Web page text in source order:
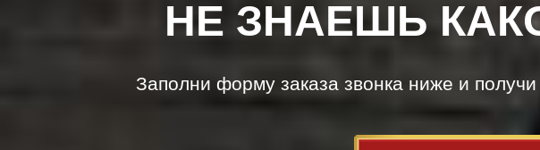
НЕ ЗНАЕШЬ
Заполни форму заказа звонка ниже и